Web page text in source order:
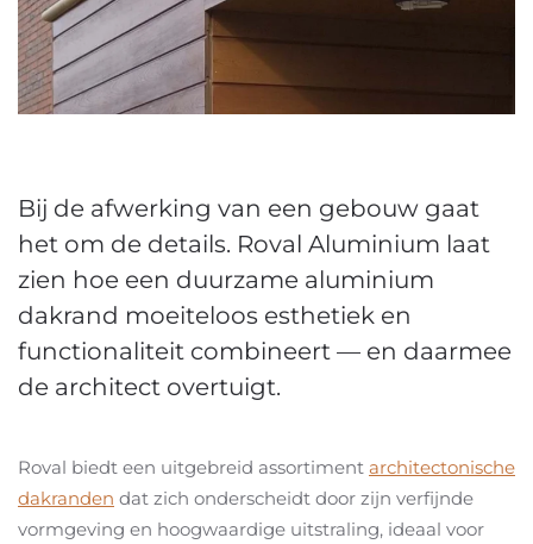
Bij de afwerking van een gebouw gaat
het om de details. Roval Aluminium laat
zien hoe een duurzame aluminium
dakrand moeiteloos esthetiek en
functionaliteit combineert — en daarmee
de architect overtuigt.
Roval biedt een uitgebreid assortiment architectonische
dakranden dat zich onderscheidt door zijn verfijnde
vormgeving en hoogwaardige uitstraling, ideaal voor